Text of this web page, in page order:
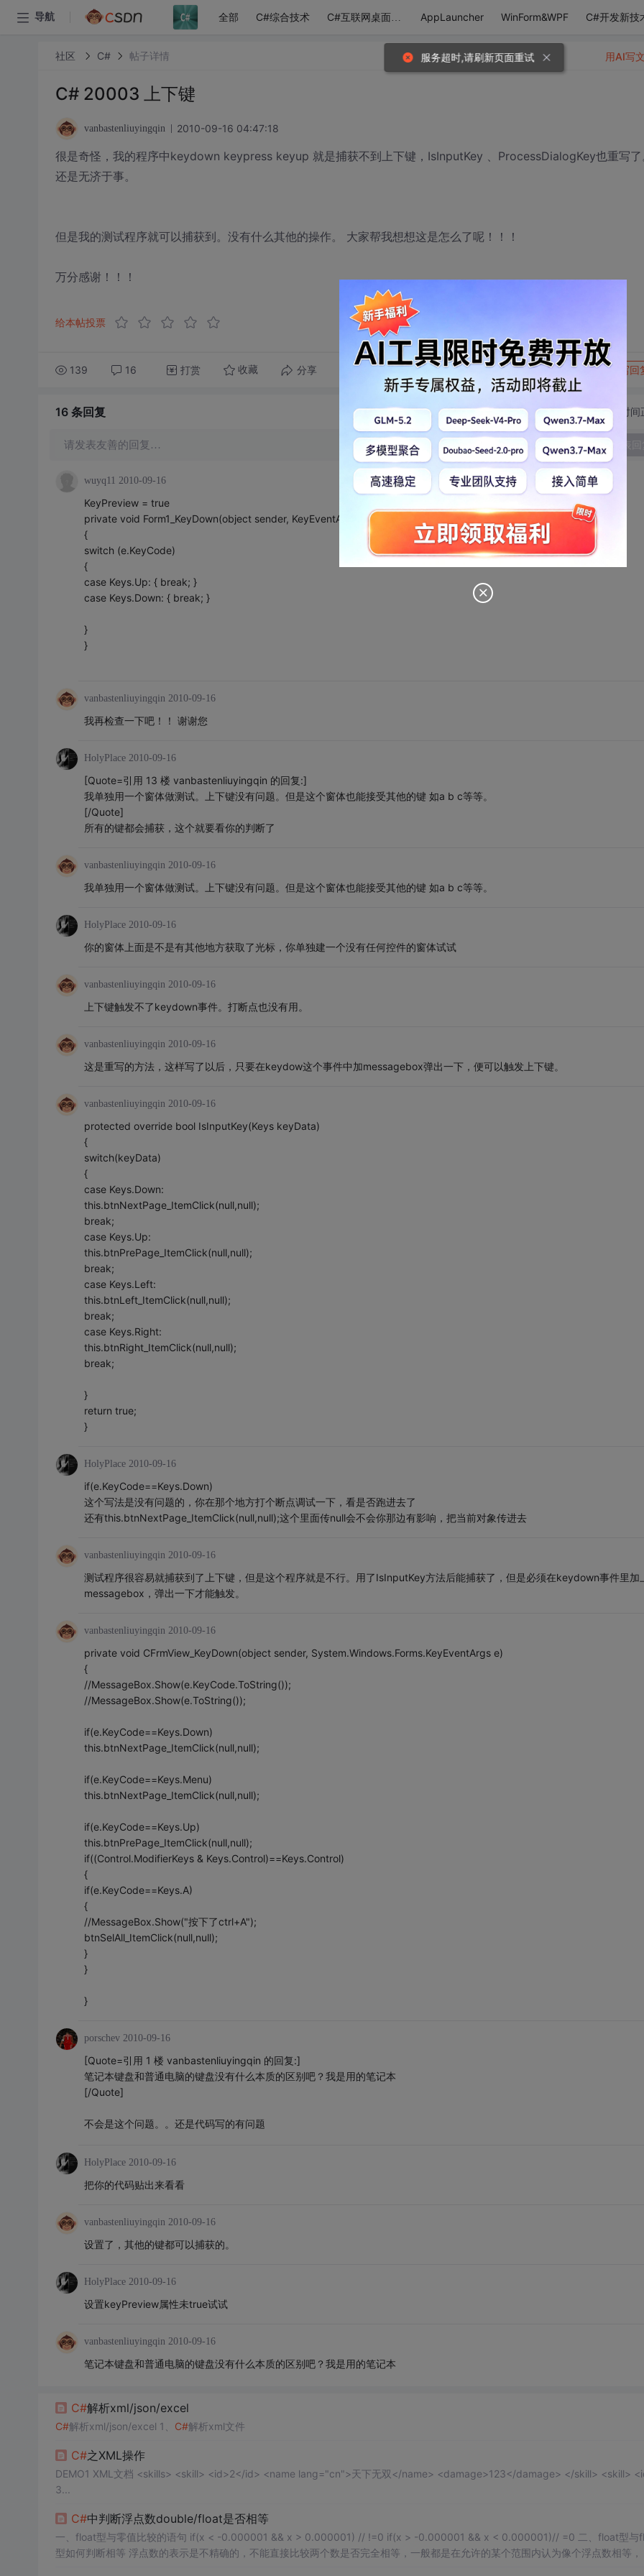
导航 全部 C#综合技术 C#互联网桌面应用 AppLauncher WinForm&WPF C#开发新技
社区 C# 帖子详情
C# 20003 上下键
vanbastenliuyingqin 2010-09-16 04:47:18
很是奇怪，我的程序中keydown keypress keyup 就是捕获不到上下键，IsInputKey 、ProcessDialogKey也重写了
还是无济于事。
但是我的测试程序就可以捕获到。没有什么其他的操作。 大家帮我想想这是怎么了呢！！！
万分感谢！！！
给本帖投票
139 16 打赏 收藏 分享 转发到动态 举报 写回
用AI写
16 条回复 切换为时间
请发表友善的回复… 发表回
wuyq11 2010-09-16
KeyPreview = true
private void Form1_KeyDown(object sender, KeyEventArgs e)
{
switch (e.KeyCode)
{
case Keys.Up: { break; }
case Keys.Down: { break; }
}
}
vanbastenliuyingqin 2010-09-16
我再检查一下吧！！ 谢谢您
HolyPlace 2010-09-16
[Quote=引用 13 楼 vanbastenliuyingqin 的回复:]
我单独用一个窗体做测试。上下键没有问题。但是这个窗体也能接受其他的键 如a b c等等。
[/Quote]
所有的键都会捕获，这个就要看你的判断了
vanbastenliuyingqin 2010-09-16
我单独用一个窗体做测试。上下键没有问题。但是这个窗体也能接受其他的键 如a b c等等。
HolyPlace 2010-09-16
你的窗体上面是不是有其他地方获取了光标，你单独建一个没有任何控件的窗体试试
vanbastenliuyingqin 2010-09-16
上下键触发不了keydown事件。打断点也没有用。
vanbastenliuyingqin 2010-09-16
这是重写的方法，这样写了以后，只要在keydow这个事件中加messagebox弹出一下，便可以触发上下键。
vanbastenliuyingqin 2010-09-16
protected override bool IsInputKey(Keys keyData)
{
switch(keyData)
{
case Keys.Down:
this.btnNextPage_ItemClick(null,null);
break;
case Keys.Up:
this.btnPrePage_ItemClick(null,null);
break;
case Keys.Left:
this.btnLeft_ItemClick(null,null);
break;
case Keys.Right:
this.btnRight_ItemClick(null,null);
break;
}
return true;
}
HolyPlace 2010-09-16
if(e.KeyCode==Keys.Down)
这个写法是没有问题的，你在那个地方打个断点调试一下，看是否跑进去了
还有this.btnNextPage_ItemClick(null,null);这个里面传null会不会你那边有影响，把当前对象传进去
vanbastenliuyingqin 2010-09-16
测试程序很容易就捕获到了上下键，但是这个程序就是不行。用了IsInputKey方法后能捕获了，但是必须在keydown事件里加
messagebox，弹出一下才能触发。
vanbastenliuyingqin 2010-09-16
private void CFrmView_KeyDown(object sender, System.Windows.Forms.KeyEventArgs e)
{
//MessageBox.Show(e.KeyCode.ToString());
//MessageBox.Show(e.ToString());
if(e.KeyCode==Keys.Down)
this.btnNextPage_ItemClick(null,null);
if(e.KeyCode==Keys.Menu)
this.btnNextPage_ItemClick(null,null);
if(e.KeyCode==Keys.Up)
this.btnPrePage_ItemClick(null,null);
if((Control.ModifierKeys & Keys.Control)==Keys.Control)
{
if(e.KeyCode==Keys.A)
{
//MessageBox.Show("按下了ctrl+A");
btnSelAll_ItemClick(null,null);
}
}
}
porschev 2010-09-16
[Quote=引用 1 楼 vanbastenliuyingqin 的回复:]
笔记本键盘和普通电脑的键盘没有什么本质的区别吧？我是用的笔记本
[/Quote]
不会是这个问题。。还是代码写的有问题
HolyPlace 2010-09-16
把你的代码贴出来看看
vanbastenliuyingqin 2010-09-16
设置了，其他的键都可以捕获的。
HolyPlace 2010-09-16
设置keyPreview属性未true试试
vanbastenliuyingqin 2010-09-16
笔记本键盘和普通电脑的键盘没有什么本质的区别吧？我是用的笔记本
C#解析xml/json/excel
C#解析xml/json/excel 1、 C#解析xml文件
C#之XML操作
DEMO1 XML文档 <skills> <skill> <id>2</id> <name lang="cn">天下无双</name> <damage>123</damage> </skill> <skill> <id>
3...
C#中判断浮点数double/float是否相等
一、float型与零值比较的语句 if(x < -0.000001 && x > 0.000001) // !=0 if(x > -0.000001 && x < 0.000001)// =0 二、float型与float
型如何判断相等 浮点数的表示是不精确的，不能直接比较两个数是否完全相等，一般都是在允许的某个范围内认为像个浮点数相等， 如有
服务超时,请刷新页面重试